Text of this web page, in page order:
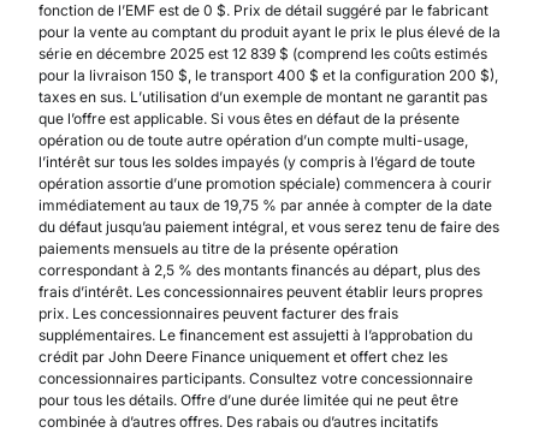
fonction de l’EMF est de 0 $. Prix de détail suggéré par le fabricant
pour la vente au comptant du produit ayant le prix le plus élevé de la
série en décembre 2025 est 12 839 $ (comprend les coûts estimés
pour la livraison 150 $, le transport 400 $ et la configuration 200 $),
taxes en sus. L’utilisation d’un exemple de montant ne garantit pas
que l’offre est applicable. Si vous êtes en défaut de la présente
opération ou de toute autre opération d’un compte multi-usage,
l’intérêt sur tous les soldes impayés (y compris à l’égard de toute
opération assortie d’une promotion spéciale) commencera à courir
immédiatement au taux de 19,75 % par année à compter de la date
du défaut jusqu’au paiement intégral, et vous serez tenu de faire des
paiements mensuels au titre de la présente opération
correspondant à 2,5 % des montants financés au départ, plus des
frais d’intérêt. Les concessionnaires peuvent établir leurs propres
prix. Les concessionnaires peuvent facturer des frais
supplémentaires. Le financement est assujetti à l’approbation du
crédit par John Deere Finance uniquement et offert chez les
concessionnaires participants. Consultez votre concessionnaire
pour tous les détails. Offre d’une durée limitée qui ne peut être
combinée à d’autres offres. Des rabais ou d’autres incitatifs